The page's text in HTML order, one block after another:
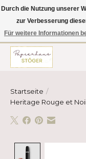
Hier finden Sie
Schreiben und vieles
Hause oder ins Büro
Startseite /
Heritage Rouge et
Durch die Nutzung unserer
zur Verbesserung
Für weitere Informationen